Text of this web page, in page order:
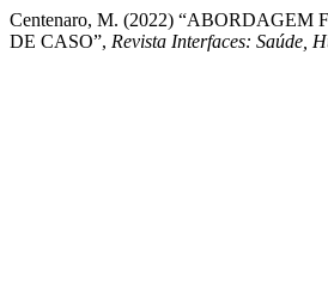
Centenaro, M. (2022)
DE CASO”, Revista Interfaces: Saúde,